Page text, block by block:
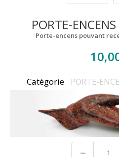
PORTE-
Porte-encens pouvant
Catégorie PORTE-